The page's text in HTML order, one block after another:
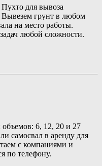
для вывоза
Вывезем грунт в любом
на место работы.
любой сложности.
6, 12, 20 и 27
самосвал в аренду для
с компаниями и
по телефону.